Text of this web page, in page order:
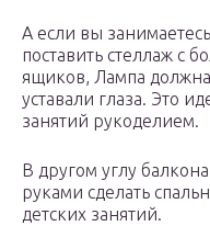
А если вы
поставить стеллаж с
ящиков, Лампа
уставали глаза. Это
занятий рукоделием.
В другом углу
руками сделать
детских занятий.